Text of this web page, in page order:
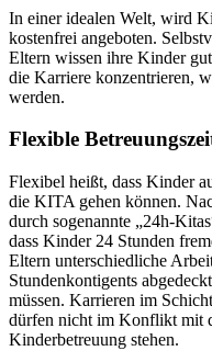
In einer idealen Welt, wird
kostenfrei angeboten.
Eltern wissen ihre Kinder
die Karriere konzentrieren,
werden.
Flexible
Flexibel heißt, dass Kinder
die KITA gehen können.
durch sogenannte „24h-
dass Kinder 24 Stunden
Eltern unterschiedliche
Stundenkontigents
müssen. Karrieren im
dürfen nicht im Konflikt mit
Kinderbetreuung stehen.